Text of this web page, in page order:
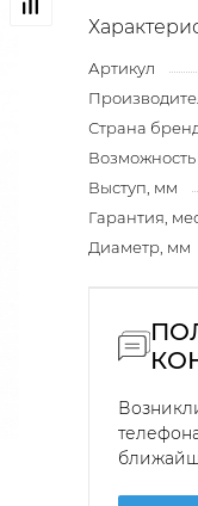
Артикул
Страна
Выступ, мм
Гарантия,
Диаметр, мм